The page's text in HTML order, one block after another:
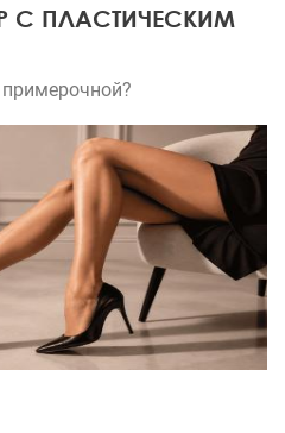
С ПЛАСТИЧЕСКИМ